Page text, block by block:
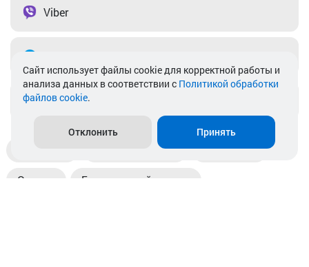
Viber
info@akkamulik.by
Пункты выдачи Магазины
Оплата Безналичный расчет
Cайт использует файлы cookie для корректной работы и
анализа данных в соответствии с Политикой обработки
файлов cookie.
Отклонить Принять